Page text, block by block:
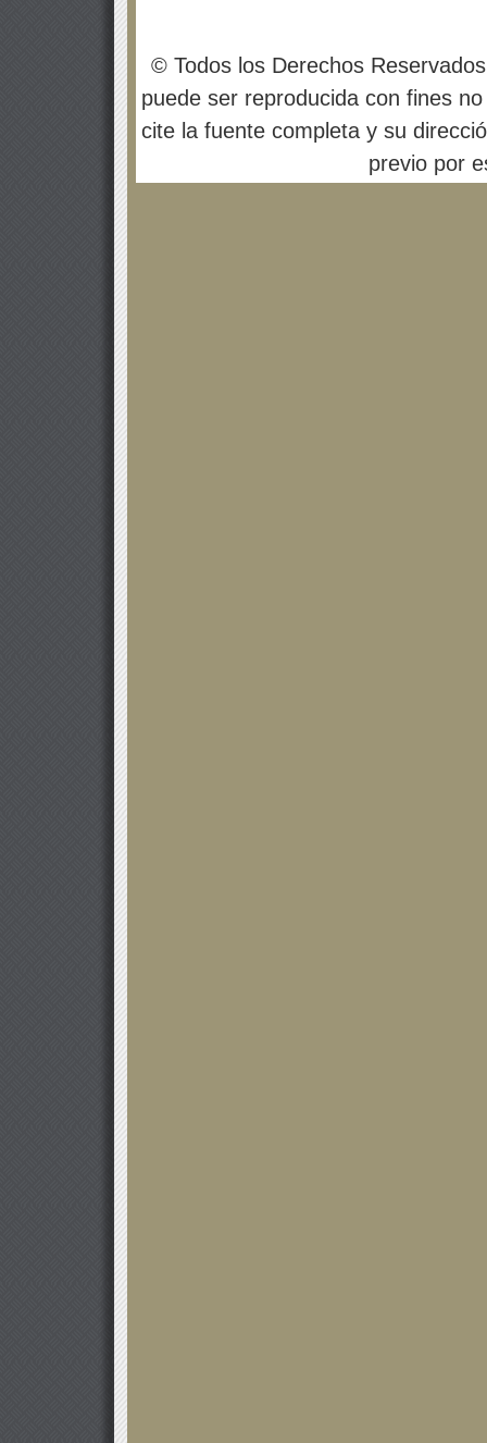
© Todos los Derechos
puede ser reproducida con fines
cite la fuente completa y su
previo por